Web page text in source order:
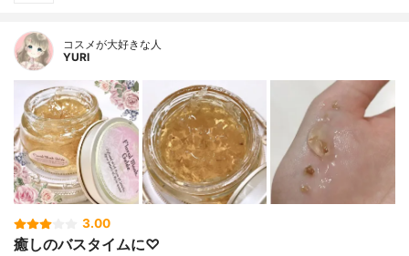
コスメが大好きな人
YURI
3.00
癒しのバスタイムに♡